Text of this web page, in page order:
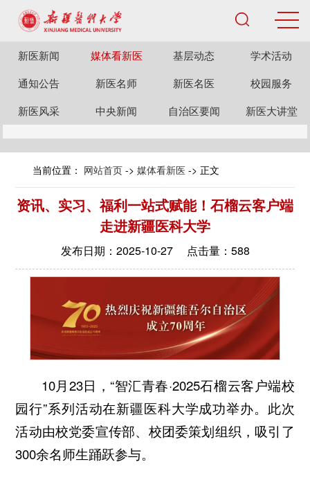
新医新闻 媒体看新医 基层动态
学术活动
通知公告
新医名师 新医名医
校园服务
新医风采
中央新闻 自治区要闻 新医大讲堂
当前位置： 网站首页 ->媒体看新医 -> 正文
资讯、实习、福利一站式赋能！石榴云客户端
走进新疆医科大学
发布日期：2025-10-27 点击量： 588
10月23日，“智汇青春·2025石榴云客户端校
园行”系列活动在新疆医科大学成功举办。此次
活动由校党委宣传部、校团委策划组织，吸引了
300余名师生踊跃参与。